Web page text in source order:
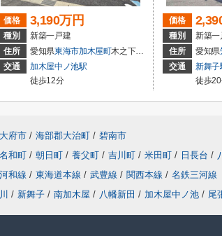
価格 3,190万円
種別
新築一戸建
住所
愛知県東海市加木屋町木之下152
交通
加木屋中ノ池駅
徒歩12分
価格
種別
新築一
住所
愛知県
交通
新舞子
徒歩
大府市 / 海部郡大治町 / 碧南市
名和町 / 朝日町 / 養父町 / 吉川町 / 米田町 / 日長台 /
和線 / 東海道本線 / 武豊線 / 関西本線 / 名鉄三河線
/ 新舞子 / 南加木屋 / 八幡新田 / 加木屋中ノ池 / 尾